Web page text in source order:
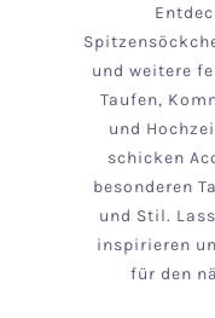
und weitere
Taufen,
und
schicken
besonderen
und Stil.
inspirieren
für den